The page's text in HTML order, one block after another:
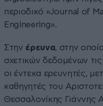
περιοδικό «Journal of
Engineering».
Στην έρευνα, στην
σχετικών δεδομένων τις
οι έντεκα ερευνητές,
καθηγητές του
Θεσσαλονίκης Γιάννης